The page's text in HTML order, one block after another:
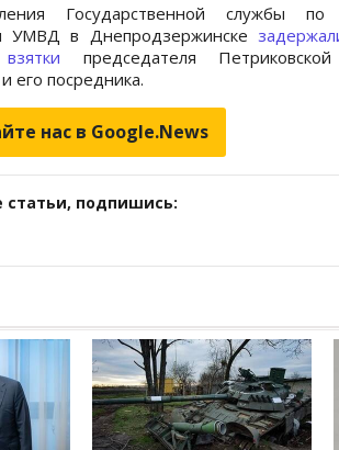
Государственной службы
УМВД в Днепродзержинске
председателя
его посредника.
нас в Google.News
статьи, подпишись: